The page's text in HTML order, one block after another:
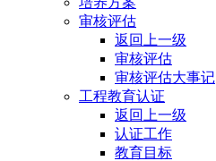
审核评估
返回上一级
审核评估
审核评估大事记
工程教育认证
返回上一级
认证工作
教育目标